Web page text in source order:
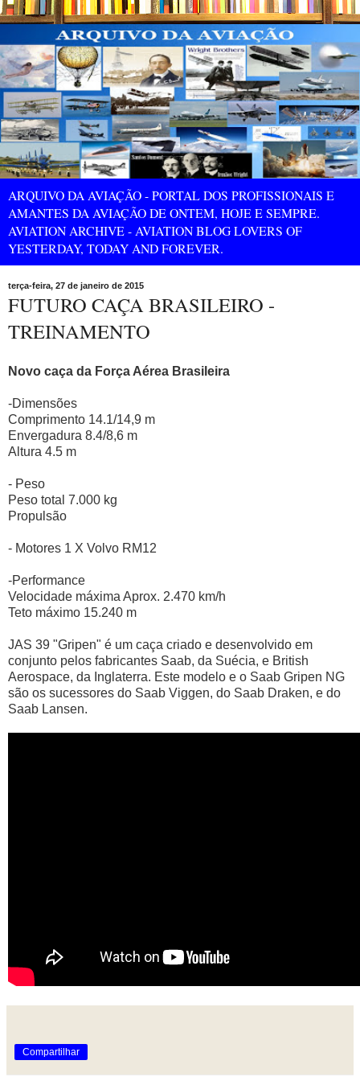
ARQUIVO DA AVIAÇÃO - PORTAL DOS PROFISSIONAIS E
AMANTES DA AVIAÇÃO DE ONTEM, HOJE E SEMPRE.
AVIATION ARCHIVE - AVIATION BLOG LOVERS OF
YESTERDAY, TODAY AND FOREVER.
terça-feira, 27 de janeiro de 2015
FUTURO CAÇA BRASILEIRO -
TREINAMENTO
Novo caça da Força Aérea Brasileira
-Dimensões
Comprimento 14.1/14,9 m
Envergadura 8.4/8,6 m
Altura 4.5 m
- Peso
Peso total 7.000 kg
Propulsão
- Motores 1 X Volvo RM12
-Performance
Velocidade máxima Aprox. 2.470 km/h
Teto máximo 15.240 m
JAS 39 "Gripen" é um caça criado e desenvolvido em
conjunto pelos fabricantes Saab, da Suécia, e British
Aerospace, da Inglaterra. Este modelo e o Saab Gripen NG
são os sucessores do Saab Viggen, do Saab Draken, e do
Saab Lansen.
Compartilhar